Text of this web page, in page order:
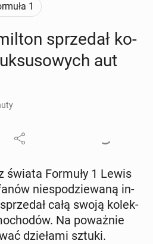
1
sprze­dał ko­
aut
Formuły 1 Lewis
nie­spo­dzie­wa­ną in­
całą swoją ko­lek­
Na po­waż­nie
dzie­ła­mi sztuki.